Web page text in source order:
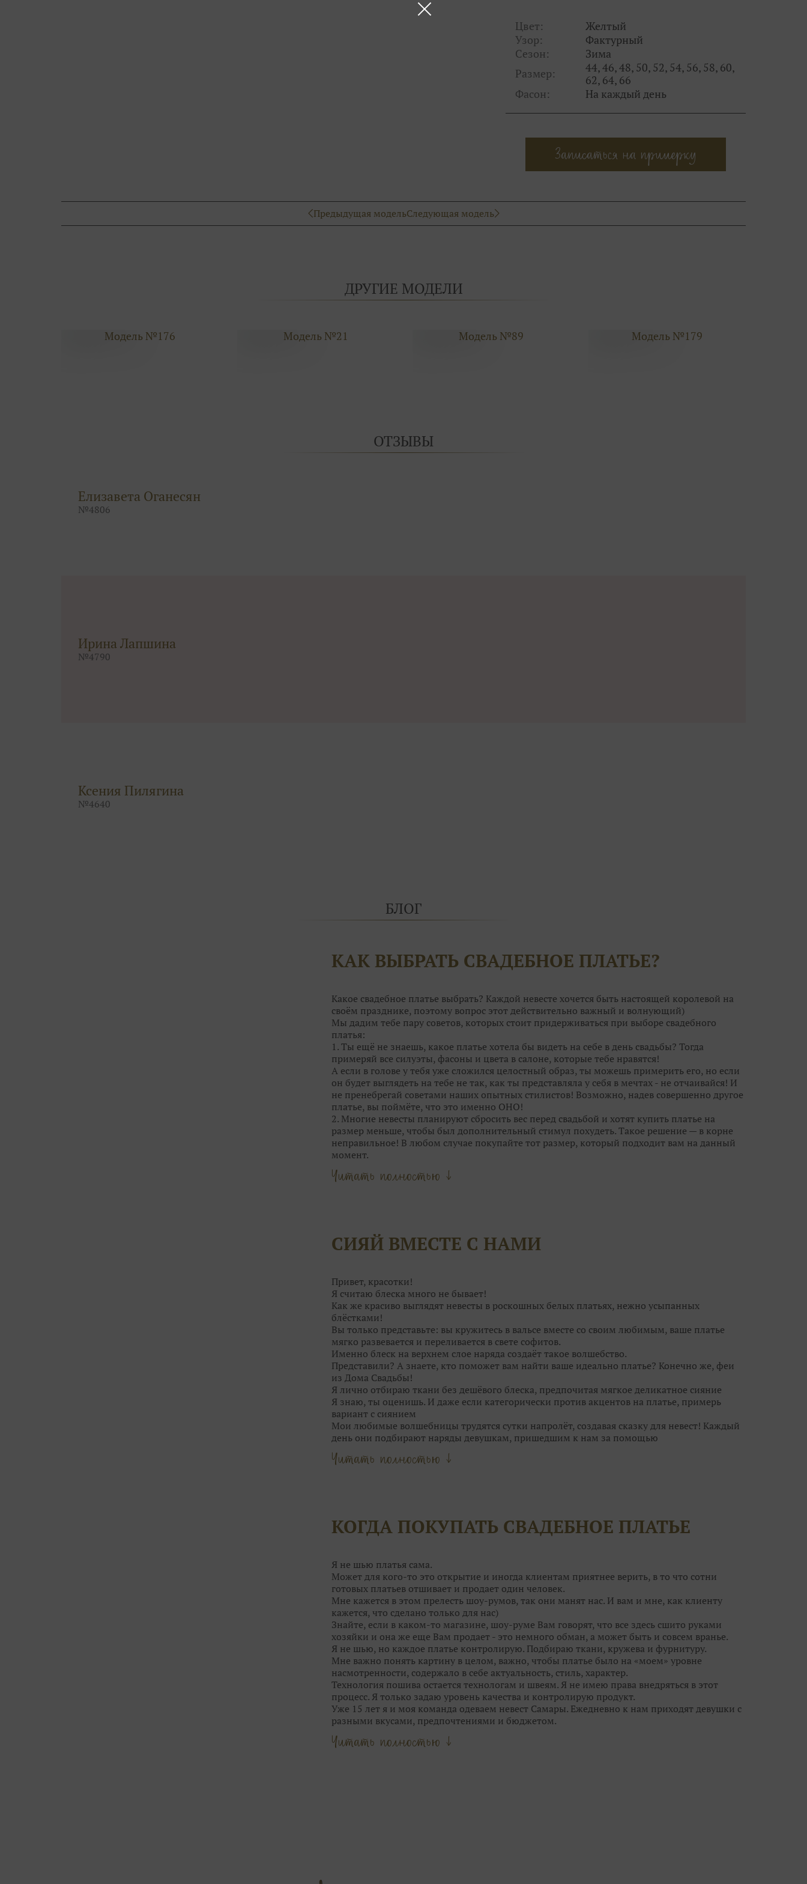
Цвет:
Желтый
Узор:
Фактурный
Сезон:
Зима
Размер:
44, 46, 48, 50, 52, 54, 56, 58, 60,
62, 64, 66
Фасон:
На каждый день
Записаться на примерку
Предыдущая модельСледующая модель
ДРУГИЕ МОДЕЛИ
Модель №176 Модель №21 Модель №89 Модель №179
ОТЗЫВЫ
Елизавета Оганесян
№4806
Ирина Лапшина
№4790
Ксения Пилягина
№4640
БЛОГ
КАК ВЫБРАТЬ СВАДЕБНОЕ ПЛАТЬЕ?
Какое свадебное платье выбрать? Каждой невесте хочется быть настоящей королевой на
своём празднике, поэтому вопрос этот действительно важный и волнующий)
Мы дадим тебе пару советов, которых стоит придерживаться при выборе свадебного
платья:
1. Ты ещё не знаешь, какое платье хотела бы видеть на себе в день свадьбы? Тогда
примеряй все силуэты, фасоны и цвета в салоне, которые тебе нравятся!
А если в голове у тебя уже сложился целостный образ, ты можешь примерить его, но если
он будет выглядеть на тебе не так, как ты представляла у себя в мечтах - не отчаивайся! И
не пренебрегай советами наших опытных стилистов! Возможно, надев совершенно другое
платье, вы поймёте, что это именно ОНО!
2. Многие невесты планируют сбросить вес перед свадьбой и хотят купить платье на
размер меньше, чтобы был дополнительный стимул похудеть. Такое решение — в корне
неправильное! В любом случае покупайте тот размер, который подходит вам на данный
момент.
Главное — это посадка. Если платье вдруг станет великовато, ушить его куда проще, чем
наоборот. А корсет со шнуровкой и вовсе решит все проблемы небольшого «плюса» или
просто не рассмотреть его среди десятков других, каждое из которых по-своему
уникально.
замечаете.
Читать полностью ↓
СИЯЙ ВМЕСТЕ С НАМИ
Привет, красотки!
Я считаю блеска много не бывает!
Как же красиво выглядят невесты в роскошных белых платьях, нежно усыпанных
блёстками!
Вы только представьте: вы кружитесь в вальсе вместе со своим любимым, ваше платье
мягко развевается и переливается в свете софитов.
Именно блеск на верхнем слое наряда создаёт такое волшебство.⠀
Представили? А знаете, кто поможет вам найти ваше идеально платье? Конечно же, феи
из Дома Свадьбы!
Я лично отбираю ткани без дешёвого блеска, предпочитая мягкое деликатное сияние
Я знаю, ты оценишь. И даже если категорически против акцентов на платье, примерь
вариант с сиянием
Мои любимые волшебницы трудятся сутки напролёт, создавая сказку для невест! Каждый
день они подбирают наряды девушкам, пришедшим к нам за помощью
Они точно знаю, кому идёт мягкий блеск серебра, а для кого идеальна пудровая дымка.
Мои феечки не только находят для вас идеальное платье, но и туфельки, украшения. И
вопросы, сделать сложный выбор и даже сберегут ваши силы!
А чтобы примерка не была скучной, угостят воздушным шампанским и сладкими
Поэтому приходите в Дом Свадьбы за идеальным образом на свадьбу и приводите своих
гостей. Им мы тоже поможем!
Читать полностью ↓
КОГДА ПОКУПАТЬ СВАДЕБНОЕ ПЛАТЬЕ
Я не шью платья сама.
Может для кого-то это открытие и иногда клиентам приятнее верить, в то что сотни
готовых платьев отшивает и продает один человек.
Мне кажется в этом прелесть шоу-румов, так они манят нас. И вам и мне, как клиенту
кажется, что сделано только для нас)
Знайте, если в каком-то магазине, шоу-руме Вам говорят, что все здесь сшито руками
хозяйки и она же еще Вам продает - это немного обман, а может быть и совсем вранье.
Я не шью, но каждое платье контролирую. Подбираю ткани, кружева и фурнитуру.
Мне важно понять картину в целом, важно, чтобы платье было на «моем» уровне
насмотренности, содержало в себе актуальность, стиль, характер.
Технология пошива остается технологам и швеям. Я не имею права внедряться в этот
процесс. Я только задаю уровень качества и контролирую продукт.
Уже 15 лет я и моя команда одеваем невест Самары. Ежедневно к нам приходят девушки с
разными вкусами, предпочтениями и бюджетом.
Опыт и время научили меня видеть грань между потребностью реальных людей и фешн-
стилем свадебных брендов.
Читать полностью ↓